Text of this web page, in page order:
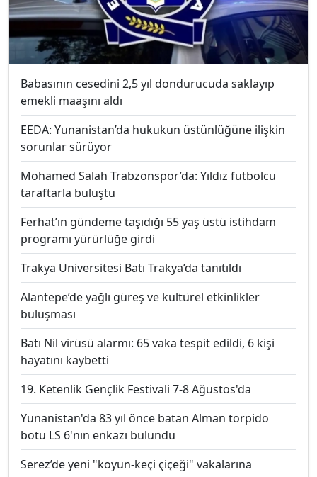
Babasının cesedini 2,5 yıl dondurucuda saklayıp
emekli maaşını aldı
EEDA: Yunanistan’da hukukun üstünlüğüne ilişkin
sorunlar sürüyor
Mohamed Salah Trabzonspor’da: Yıldız futbolcu
taraftarla buluştu
Ferhat’ın gündeme taşıdığı 55 yaş üstü istihdam
programı yürürlüğe girdi
Trakya Üniversitesi Batı Trakya’da tanıtıldı
Alantepe’de yağlı güreş ve kültürel etkinlikler
buluşması
Batı Nil virüsü alarmı: 65 vaka tespit edildi, 6 kişi
hayatını kaybetti
19. Ketenlik Gençlik Festivali 7-8 Ağustos'da
Yunanistan'da 83 yıl önce batan Alman torpido
botu LS 6'nın enkazı bulundu
Serez’de yeni "koyun-keçi çiçeği" vakalarına